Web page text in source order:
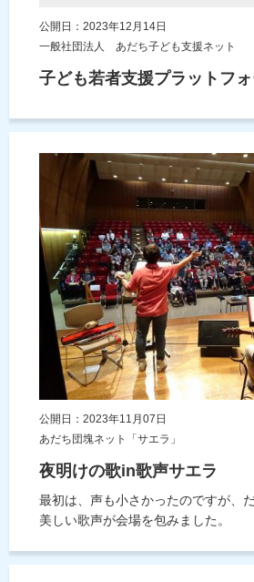
公開日：2023年12月14日
一般社団法人 あだち子ども支援ネット
子ども若者支援プラットフ
公開日：2023年11月07日
あだち団塊ネット「サエラ」
夜明けの歌in歌声サエラ
最初は、声も小さかったのですが、
美しい歌声が会場を包みました。